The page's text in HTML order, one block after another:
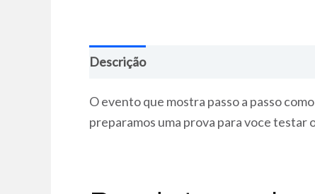
Descrição
O evento que mostra passo a passo
preparamos uma prova para voce testar